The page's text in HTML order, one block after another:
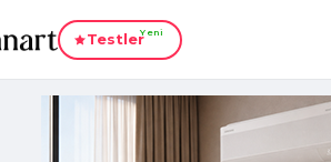
TestlerYeni